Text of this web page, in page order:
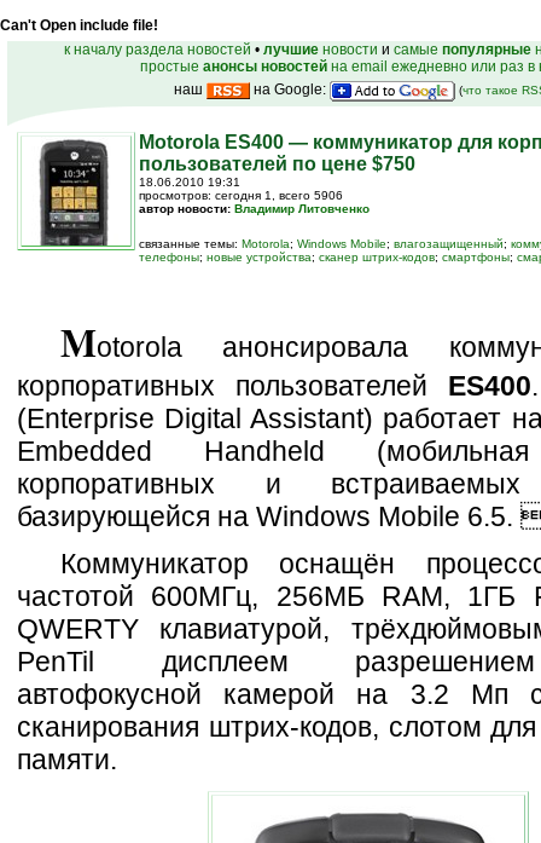
Can't Open include file!
к началу раздела новостей • лучшие новости и самые популярные
простые анонсы новостей на email ежедневно или раз
наш
на Google: (что такое
Motorola ES400 — коммуникатор для
пользователей по цене $750
18.06.2010 19:31
просмотров: сегодня 1, всего 5906
автор новости: Владимир Литовченко
связанные темы: Motorola; Windows Mobile; влагозащищенный;
телефоны; новые устройства; сканер штрих-кодов; смартфоны;
Motorola анонсировала
корпоративных пользователей ES400
(Enterprise Digital Assistant) работает
Embedded Handheld
корпоративных и встраиваемых
базирующейся на Windows Mobile 6.5.
Коммуникатор оснащён
частотой 600МГц, 256MБ RAM, 1ГБ
QWERTY клавиатурой,
PenTil дисплеем
автофокусной камерой на 3.2 Мп
сканирования штрих-кодов, слотом
памяти.